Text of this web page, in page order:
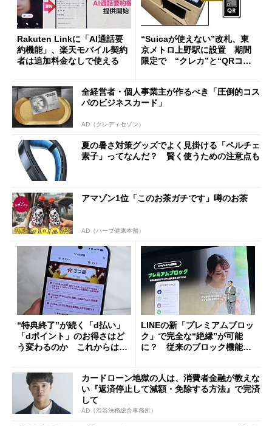
Rakuten Linkに「AI通話要
約機能」、楽天モバイル契約
者は追加料金なしで使える
“Suicaが使えない”改札、東
京メトロ上野駅に設置 期間
限定で “クレカ”と“QRコー
全経営者・個人事業主が作るべき「圧倒的コス
パのビジネスカード」
AD（クレディセゾン）
夏の暑さ対策グッズでよく見掛ける「ペルチェ
素子」ってなんだ？ 賢く使うための注意点も
アマゾン1位「このお茶ガチです」噂のお茶
AD（ハーブ健康本舗）
“特典終了”が続く「d払い」
「dポイント」のお得さはど
う変わるのか これからは
LINEの新「プレミアムブロッ
ク」で完全な“絶縁”が可能
に？ 従来のブロック機能と
カードローン地獄の人は、消費者金融が教えな
い『返済停止して減額・免除する方法』で完済
して
AD（渋谷法務総合事務所）